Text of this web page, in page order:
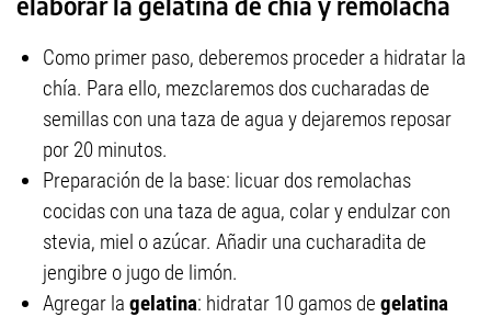
Como primer paso, deberemos proceder a hidratar la
chía. Para ello, mezclaremos dos cucharadas de
semillas con una taza de agua y dejaremos reposar
por 20 minutos.
Preparación de la base: licuar dos remolachas
cocidas con una taza de agua, colar y endulzar con
stevia, miel o azúcar. Añadir una cucharadita de
jengibre o jugo de limón.
Agregar la gelatina: hidratar 10 gamos de gelatina